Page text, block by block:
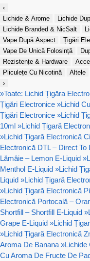
‹
Lichide & Arome
Lichide
Lichide Branded & NicSalt
Vape După Aspect
Țigări
Vape De Unică Folosință
Rezistențe & Hardware
Pliculețe Cu Nicotină
Altele
›
»Toate: Lichid Țigăra
Țigări Electronice »Lichid
Țigări Electronice »Lichid
10ml »Lichid Țigară
»Lichid Țigară Electronică
Electronică DTL – Direct To
Lămâie – Lemon E-Liquid »
Menthol E-Liquid »Lichid
Liquid »Lichid Țigară
»Lichid Țigară Electronică
Electronică Portocală –
Shortfill – Shortfill E-Liquid »
Grape E-Liquid »Lichid
»Lichid Țigară Electronică
Aroma De Banana »Lichide
Cu Aroma De Fructe De